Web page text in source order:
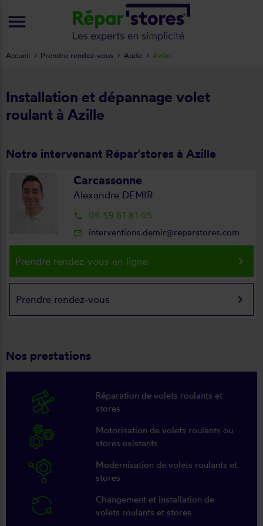
Installation et dépannage volet
roulant à Azille
Notre intervenant Répar'stores à Azille
Carcassonne
Alexandre DEMIR
local_phone 06 59 61 81 05
mail_outline interventions.demir@reparstores.com
Prendre rendez-vous en ligne keyboard_arrow_right
Prendre rendez-vous keyboard_arrow_right
Nos prestations
Réparation de volets roulants et
stores
Motorisation de volets roulants ou
stores existants
Modernisation de volets roulants et
stores
Changement et installation de
volets roulants et stores
Accueil Prendre rendez-vous Aude Azille
menu